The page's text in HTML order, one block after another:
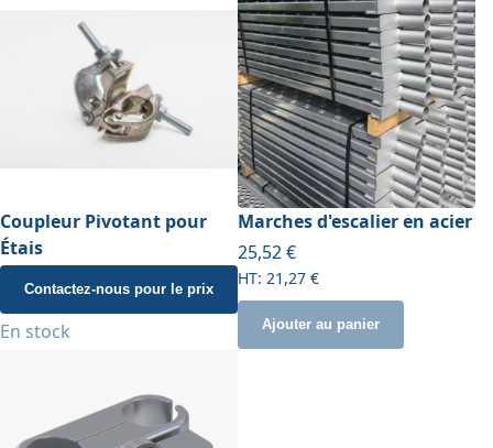
Coupleur Pivotant pour
Étais
Contactez-nous pour le prix
En stock
Marches d'escalier en acier
À partir de
25,52 €
21,27 €
Ajouter au panier